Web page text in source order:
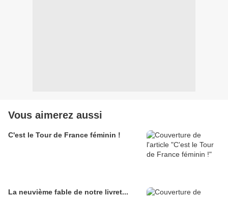
Vous aimerez aussi
C'est le Tour de France féminin !
La neuvième fable de notre livret...